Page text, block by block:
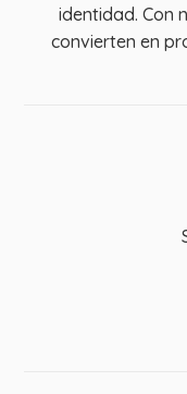
identidad. Con
convierten en